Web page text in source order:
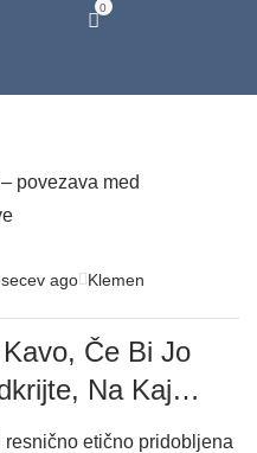
0
ago Klemen
Če Bi Jo
Na Kaj
etično pridobljena